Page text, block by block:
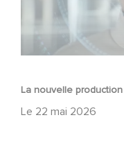
La nouvelle production
Le 22 mai 2026